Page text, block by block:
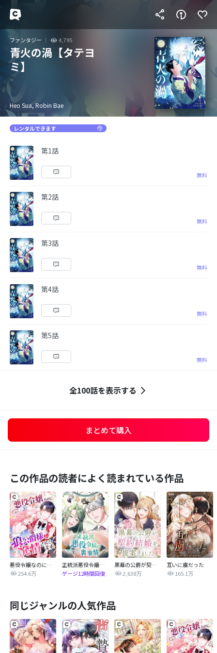
ファンタジー 4,795
青火の渦【タテヨ
ミ】
Heo Sua, Robin Bae
レンタルできます
第1話
無料
第2話
無料
第3話
無料
第4話
無料
第5話
無料
全100話を表示する
まとめて購入
この作品の読者によく読まれている作品
悪役令嬢なのに、狼公爵様に発情されてます
254.6万
正統派悪役令嬢の裏事情
ゲージ12時間回復
黒幕の公爵が契約結婚を提案しました
2,638万
互いに虜だった
165.1万
同じジャンルの人気作品